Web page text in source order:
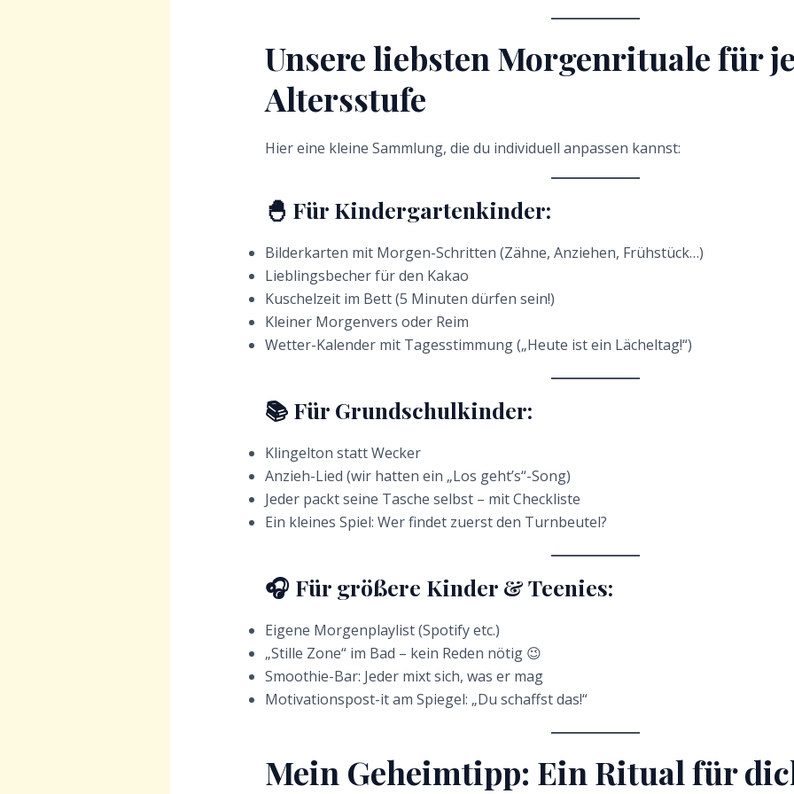
Unsere liebsten Morgenrituale für
Altersstufe
Hier eine kleine Sammlung, die du individuell anpassen kannst:
🐣 Für Kindergartenkinder:
Bilderkarten mit Morgen-Schritten (Zähne, Anziehen, Frühstück…)
Lieblingsbecher für den Kakao
Kuschelzeit im Bett (5 Minuten dürfen sein!)
Kleiner Morgenvers oder Reim
Wetter-Kalender mit Tagesstimmung („Heute ist ein Lächeltag!“)
📚 Für Grundschulkinder:
Klingelton statt Wecker
Anzieh-Lied (wir hatten ein „Los geht’s“-Song)
Jeder packt seine Tasche selbst – mit Checkliste
Ein kleines Spiel: Wer findet zuerst den Turnbeutel?
🎧 Für größere Kinder & Teenies:
Eigene Morgenplaylist (Spotify etc.)
„Stille Zone“ im Bad – kein Reden nötig 😉
Smoothie-Bar: Jeder mixt sich, was er mag
Motivationspost-it am Spiegel: „Du schaffst das!“
Mein Geheimtipp: Ein Ritual für